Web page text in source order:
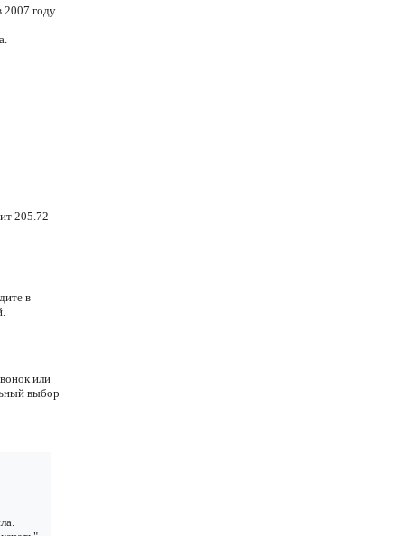
2007 году.
205.72
в
или
выбор